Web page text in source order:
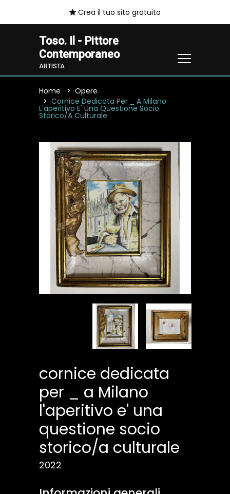
Crea il tuo sito gratuito
Toso. Il - Pittore
Contemporaneo
ARTISTA
Home
Opere
Cornice Dedicata Per _ A Milano
L'aperitivo E' Una Questione Socio
Storico/a Culturale
cornice dedicata
per _ a Milano
l'aperitivo e' una
questione socio
storico/a culturale
2022